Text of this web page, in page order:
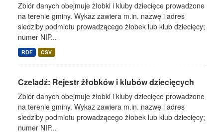
Zbiór danych obejmuje żłobki i kluby dziecięce prowadzone
na terenie gminy. Wykaz zawiera m.in. nazwę i adres
siedziby podmiotu prowadzącego żłobek lub klub dziecięcy;
numer NIP...
RDF CSV
Czeladź: Rejestr żłobków i klubów dziecięcych
Zbiór danych obejmuje żłobki i kluby dziecięce prowadzone
na terenie gminy. Wykaz zawiera m.in. nazwę i adres
siedziby podmiotu prowadzącego żłobek lub klub dziecięcy;
numer NIP...